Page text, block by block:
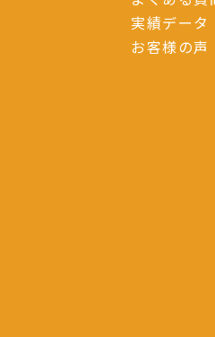
実績データ
お客様の声